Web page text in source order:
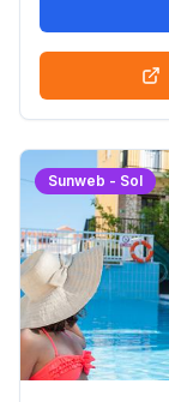
Sunweb - Sol